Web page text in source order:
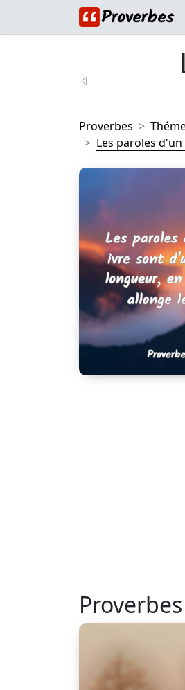
Proverbes
Les paroles